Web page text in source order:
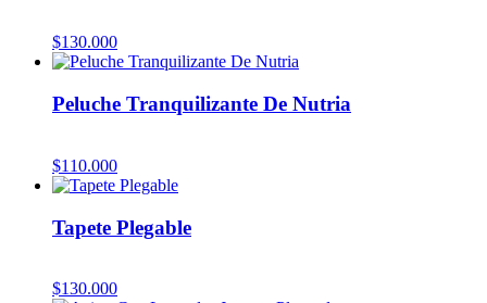
$130.000
Peluche Tranquilizante De Nutria
$110.000
Tapete Plegable
$130.000